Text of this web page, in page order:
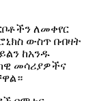
ለመቀየር
ውስጥ በብዛት
ከአንዱ
መሳሪያዎችና